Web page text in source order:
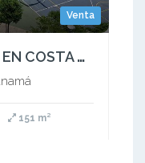
Venta
VENDO APARTAMENTO EN COSTA DEL ESTE - PH MAUI. VISTA AL MAR
151 m²